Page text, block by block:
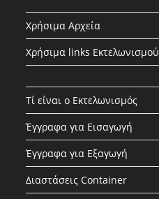
Χρήσιμα Αρχεία
Χρήσιμα links Εκτελωνισμού
Τί είναι ο Εκτελωνισμός
Έγγραφα για Εισαγωγή
Έγγραφα για Εξαγωγή
Διαστάσεις Container